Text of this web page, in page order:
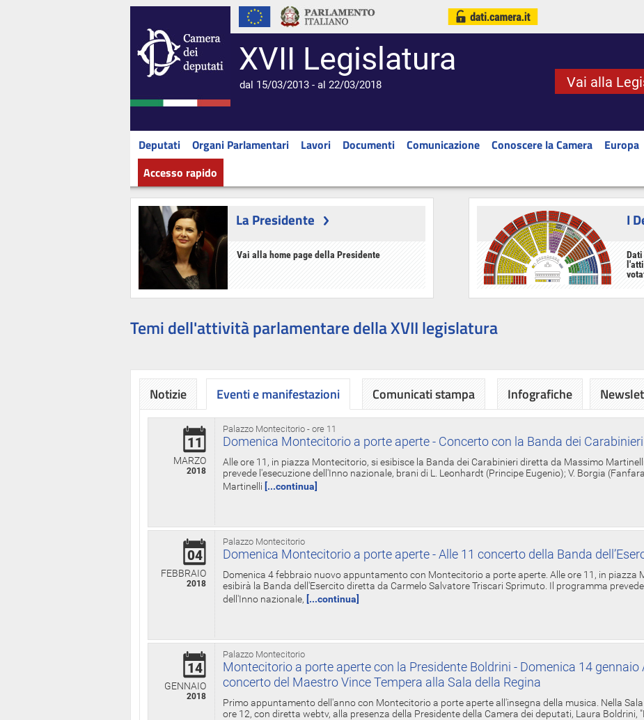
XVII Legislatura
dal 15/03/2013 - al 22/03/2018 Vai alla
Deputati Organi Parlamentari Lavori Documenti Comunicazione Conoscere la Camera Europa
Accesso rapido
La Presidente
Vai alla home page della Presidente
I
Temi dell'attività parlamentare della XVII legislatura
Notizie Eventi e manifestazioni
Palazzo Montecitorio - ore 11
11
MARZO
2018
Domenica Montecitorio a porte aperte - Concerto con la Banda dei Carabinieri
Alle ore 11, in piazza Montecitorio, si esibisce la Banda dei Carabinieri diretta da Massimo
prevede l'esecuzione dell'Inno nazionale, brani di L. Leonhardt (Principe Eugenio); V. Borgia
Martinelli [...continua]
Palazzo Montecitorio
04
FEBBRAIO
2018
Domenica Montecitorio a porte aperte - Alle 11 concerto della Banda
Domenica 4 febbraio nuovo appuntamento con Montecitorio a porte aperte. Alle ore 11, in piazza
esibirà la Banda dell'Esercito diretta da Carmelo Salvatore Triscari Sprimuto. Il programma
dell'Inno nazionale, [...continua]
Palazzo Montecitorio
14
GENNAIO
2018
Montecitorio a porte aperte con la Presidente Boldrini - Domenica 14 gennaio
concerto del Maestro Vince Tempera alla Sala della Regina
Primo appuntamento dell'anno con Montecitorio a porte aperte all'insegna della musica. Nella Sala
ore 12, con diretta webtv, alla presenza della Presidente della Camera dei deputati, Laura Boldrini,
Comunicati stampa Infografiche